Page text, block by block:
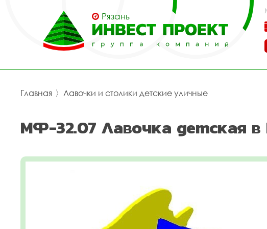
Рязань
Главная 〉 Лавочки и столики детские уличные
МФ-32.07 Лавочка детская в